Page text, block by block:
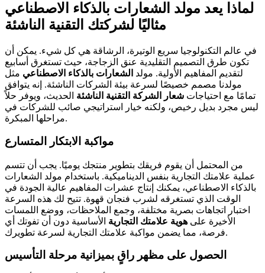
لماذا يعد مولد الشعارات بالذكاء الاصطناعي
مثاليًا لشركتك التقنية الناشئة
في عالم التكنولوجيا سريع الوتيرة، الرشاقة هي كل شيء. يمكن أن
تكون طرق التصميم التقليدية عنق الزجاجة، حيث تستغرق أسابيع
لتقديم المفاهيم الأولية. مولد الشعارات بالذكاء الاصطناعي مثل
مولدنا مصمم خصيصًا لسرعة بيئة الشركات الناشئة. إنه يتوافق
تمامًا مع احتياجات شعار الشركة التقنية الناشئة الحديث، ويوفر حلاً
ليس مجرد بديل رخيص، ولكنه خيار استراتيجي صائب للشركات في
مراحلها المبكرة.
مواكبة الابتكار المتسارع
من المحتمل أن يقوم فريقك بتطوير منتجك يوميًا. يجب أن تتسم
عملية علامتك التجارية بنفس الديناميكية. باستخدام مولد الشعارات
بالذكاء الاصطناعي، يمكنك إنتاج عشرات المفاهيم عالية الجودة في
الوقت الذي تستغرقه لشرب فنجان قهوة. تتيح لك هذه السرعة
اختبار اتجاهات بصرية مختلفة، وجمع الملاحظات، ووضع اللمسات
الأخيرة على هوية علامتك التجارية الأساسية دون أن تفوتك أي
فرصة، مما يضمن مواكبة علامتك التجارية لسرعة تطويرك.
الحصول على مظهر راقٍ بميزانية مرحلة التأسيس